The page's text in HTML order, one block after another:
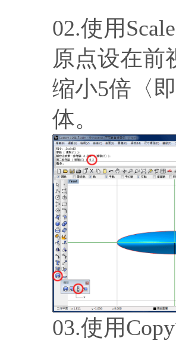
02.使用
原点设在前
缩小5倍〈
体。
03.使用